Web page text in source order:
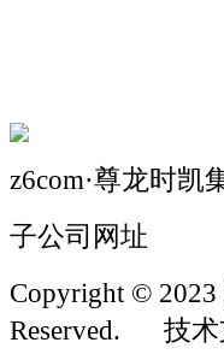
z6com·尊龙时凯
子公司网址
Copyright ©
Reserved.
技术